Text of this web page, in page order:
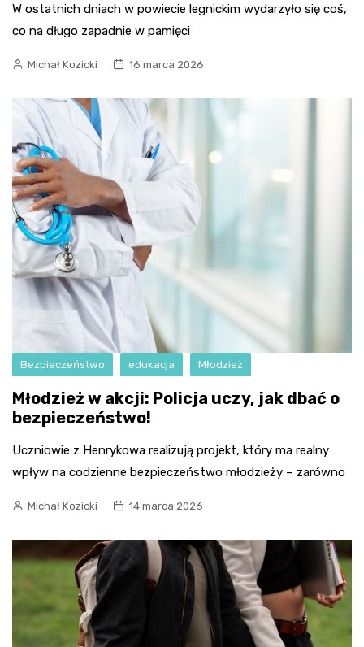
W ostatnich dniach w powiecie legnickim wydarzyło się coś,
co na długo zapadnie w pamięci
Michał Kozicki 16 marca 2026
Bezpieczeństwo edukacja Młodzież
Młodzież w akcji: Policja uczy, jak dbać o
bezpieczeństwo!
Uczniowie z Henrykowa realizują projekt, który ma realny
wpływ na codzienne bezpieczeństwo młodzieży – zarówno
Michał Kozicki 14 marca 2026